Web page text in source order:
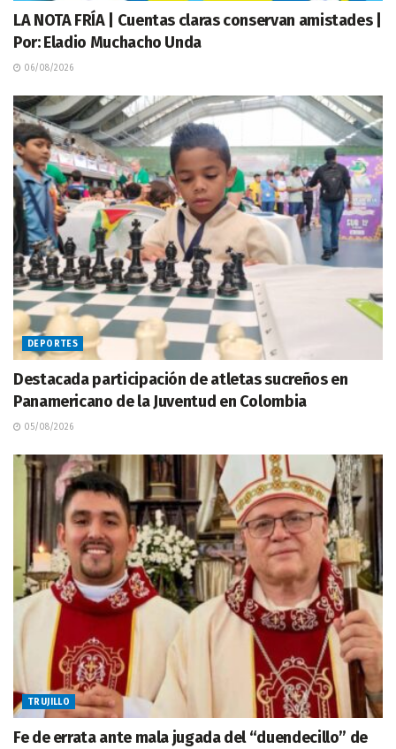
LA NOTA FRÍA | Cuentas claras conservan amistades |
Por: Eladio Muchacho Unda
06/08/2026
DEPORTES
Destacada participación de atletas sucreños en
Panamericano de la Juventud en Colombia
05/08/2026
TRUJILLO
Fe de errata ante mala jugada del “duendecillo” de